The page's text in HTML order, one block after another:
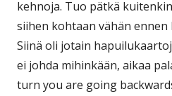
kehnoja. Tuo pätkä
siihen kohtaan vähän
Siinä oli jotain
ei johda mihinkään, aikaa
turn you are going